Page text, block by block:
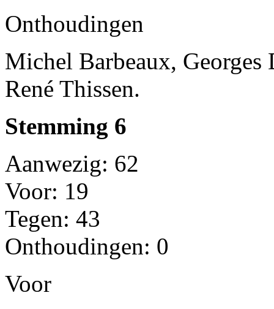
Onthoudingen
Michel Barbeaux, Georges
René Thissen.
Stemming 6
Aanwezig: 62
Voor: 19
Tegen: 43
Onthoudingen: 0
Voor